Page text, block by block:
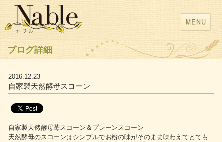
ブログ詳細
2016.12.23
自家製天然酵母スコーン
自家製天然酵母苺スコーン＆プレーンスコーン
天然酵母のスコーンはシンプルでお粉の味がそのまま味わえてとても